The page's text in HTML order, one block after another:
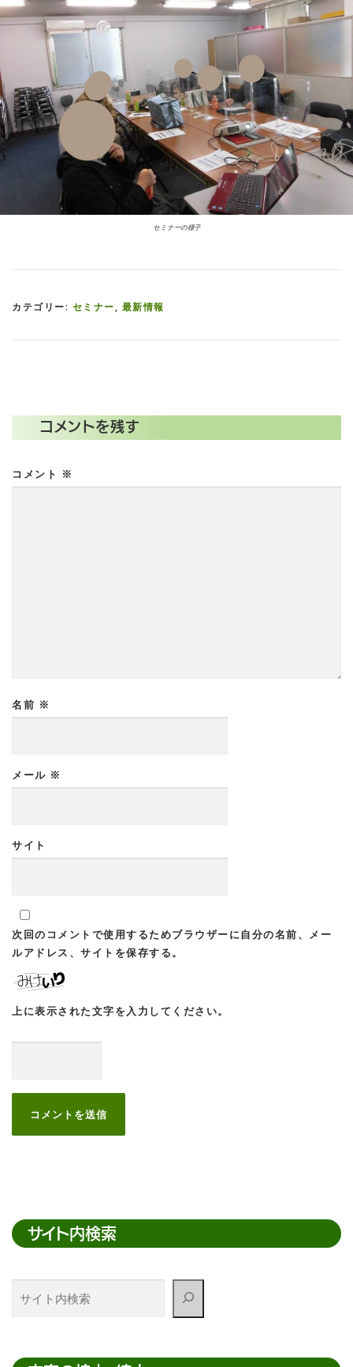
セミナーの様子
カテゴリー: セミナー, 最新情報
コメントを残す
コメント ※
名前 ※
メール ※
サイト
次回のコメントで使用するためブラウザーに自分の名前、メー
ルアドレス、サイトを保存する。
上に表示された文字を入力してください。
サイト内検索
検